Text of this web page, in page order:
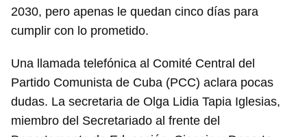
2030, pero apenas le quedan cinco días para
cumplir con lo prometido.
Una llamada telefónica al Comité Central del
Partido Comunista de Cuba (PCC) aclara pocas
dudas. La secretaria de Olga Lidia Tapia Iglesias,
miembro del Secretariado al frente del